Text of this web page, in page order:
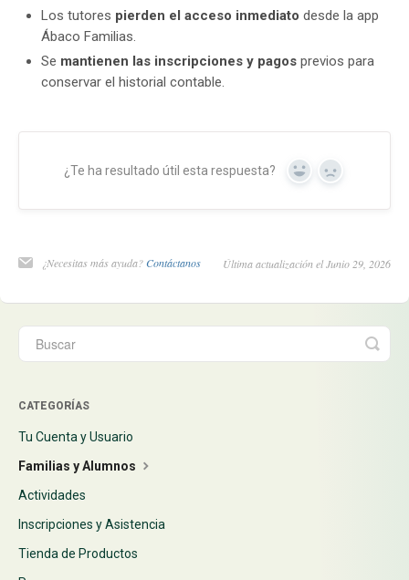
Los tutores pierden el acceso inmediato desde la app
Ábaco Familias.
Se mantienen las inscripciones y pagos previos para
conservar el historial contable.
¿Te ha resultado útil esta respuesta? Yes No
¿Necesitas más ayuda?Contáctanos Última actualización el Junio 29, 2026
CATEGORÍAS
Tu Cuenta y Usuario
Familias y Alumnos
Actividades
Inscripciones y Asistencia
Tienda de Productos